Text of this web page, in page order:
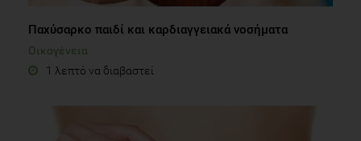
Παχύσαρκο παιδί και καρδιαγγειακά νοσήματα
Οικογένεια
1 λεπτό να διαβαστεί